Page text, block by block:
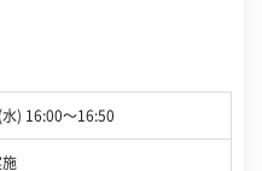
) 16:00〜16:50
施